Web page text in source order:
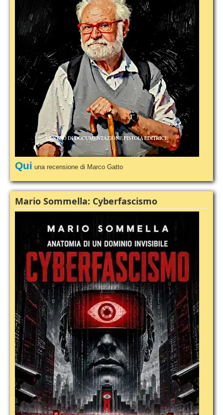
Qui una recensione di Marco Gatto
Mario Sommella: Cyberfascismo